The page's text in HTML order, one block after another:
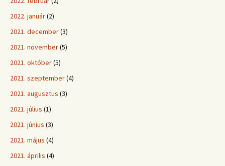
2022. január(2)
2021. december(3)
2021. november(5)
2021. október(5)
2021. szeptember(4)
2021. augusztus (3)
2021. július (1)
2021. június (3)
2021. május (4)
2021. április (4)